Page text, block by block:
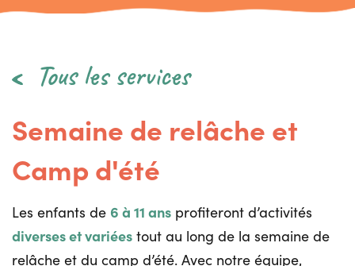
Tous les services
Semaine de relâche et
Camp d'été
Les enfants de 6 à 11 ans profiteront d’activités
diverses et variées tout au long de la semaine de
relâche et du camp d’été. Avec notre équipe,